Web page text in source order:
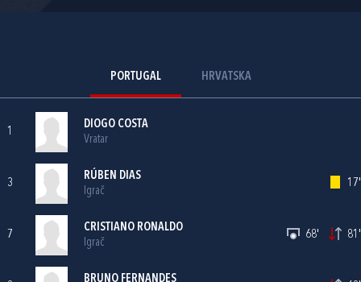
PORTUGAL HRVATSKA
1
DIOGO COSTA
Vratar
3
RÚBEN DIAS
Igrač
17'
7
CRISTIANO RONALDO
Igrač
68' 81'
BRUNO FERNANDES